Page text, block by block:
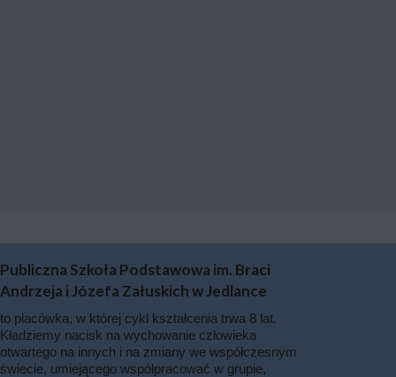
to placówka, w której cykl kształcenia trwa 8 lat.
Kładziemy nacisk na wychowanie człowieka
otwartego na innych i na zmiany we współczesnym
świecie, umiejącego współpracować w grupie,
Publiczna Szkoła Podstawowa im. Braci
Andrzeja i Józefa Załuskich w Jedlance